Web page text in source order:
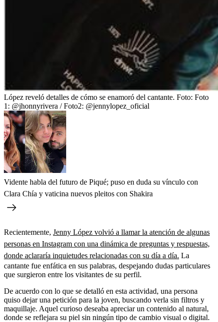
López reveló detalles de cómo se enamoró del cantante. Foto: Foto
1: @jhonnyrivera / Foto2: @jennylopez_oficial
Vidente habla del futuro de Piqué; puso en duda su vínculo con
Clara Chía y vaticina nuevos pleitos con Shakira
Recientemente, Jenny López volvió a llamar la atención de algunas
personas en Instagram con una dinámica de preguntas y respuestas,
donde aclararía inquietudes relacionadas con su día a día. La
cantante fue enfática en sus palabras, despejando dudas particulares
que surgieron entre los visitantes de su perfil.
De acuerdo con lo que se detalló en esta actividad, una persona
quiso dejar una petición para la joven, buscando verla sin filtros y
maquillaje. Aquel curioso deseaba apreciar un contenido al natural,
donde se reflejara su piel sin ningún tipo de cambio visual o digital.